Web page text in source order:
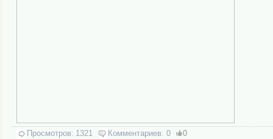
Просмотров: 1321 Комментариев: 0 0